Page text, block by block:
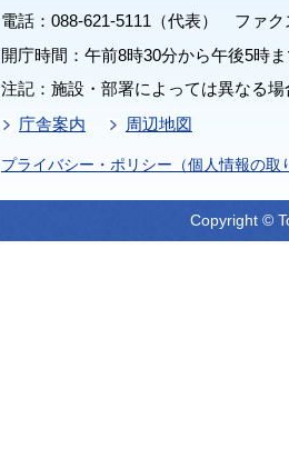
電話：088-621-5111（代表） ファク
開庁時間：午前8時30分から午後5時
注記：施設・部署によっては異なる
庁舎案内
周辺地図
プライバシー・ポリシー（個人情報の取
Copyright ©